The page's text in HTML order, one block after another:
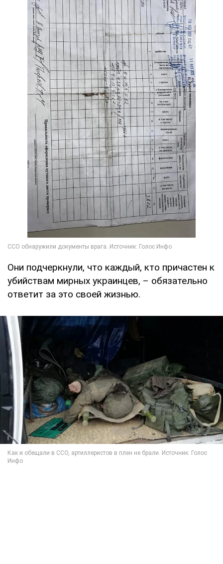
Они подчеркнули, что каждый, кто причастен к
убийствам мирных украинцев, – обязательно
ответит за это своей жизнью.